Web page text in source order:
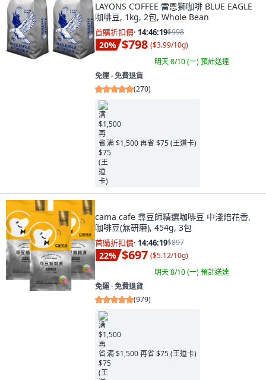
LAYONS COFFEE 雷恩獅咖啡 BLUE EAGLE
咖啡豆, 1kg, 2包, Whole Bean
首購折扣價· 14:46:17$998
20% $798 ($3.99/10g)
明天 8/10 (一)預計送達
免運 ∙ 免費退貨
(270)
满 $1,500 再省 $75 (王道卡)
cama cafe 尋豆師精選咖啡豆 中淺焙花香,
咖啡豆(無研磨), 454g, 3包
首購折扣價· 14:46:17$897
22% $697 ($5.12/10g)
明天 8/10 (一)預計送達
免運 ∙ 免費退貨
(979)
满 $1,500 再省 $75 (王道卡)